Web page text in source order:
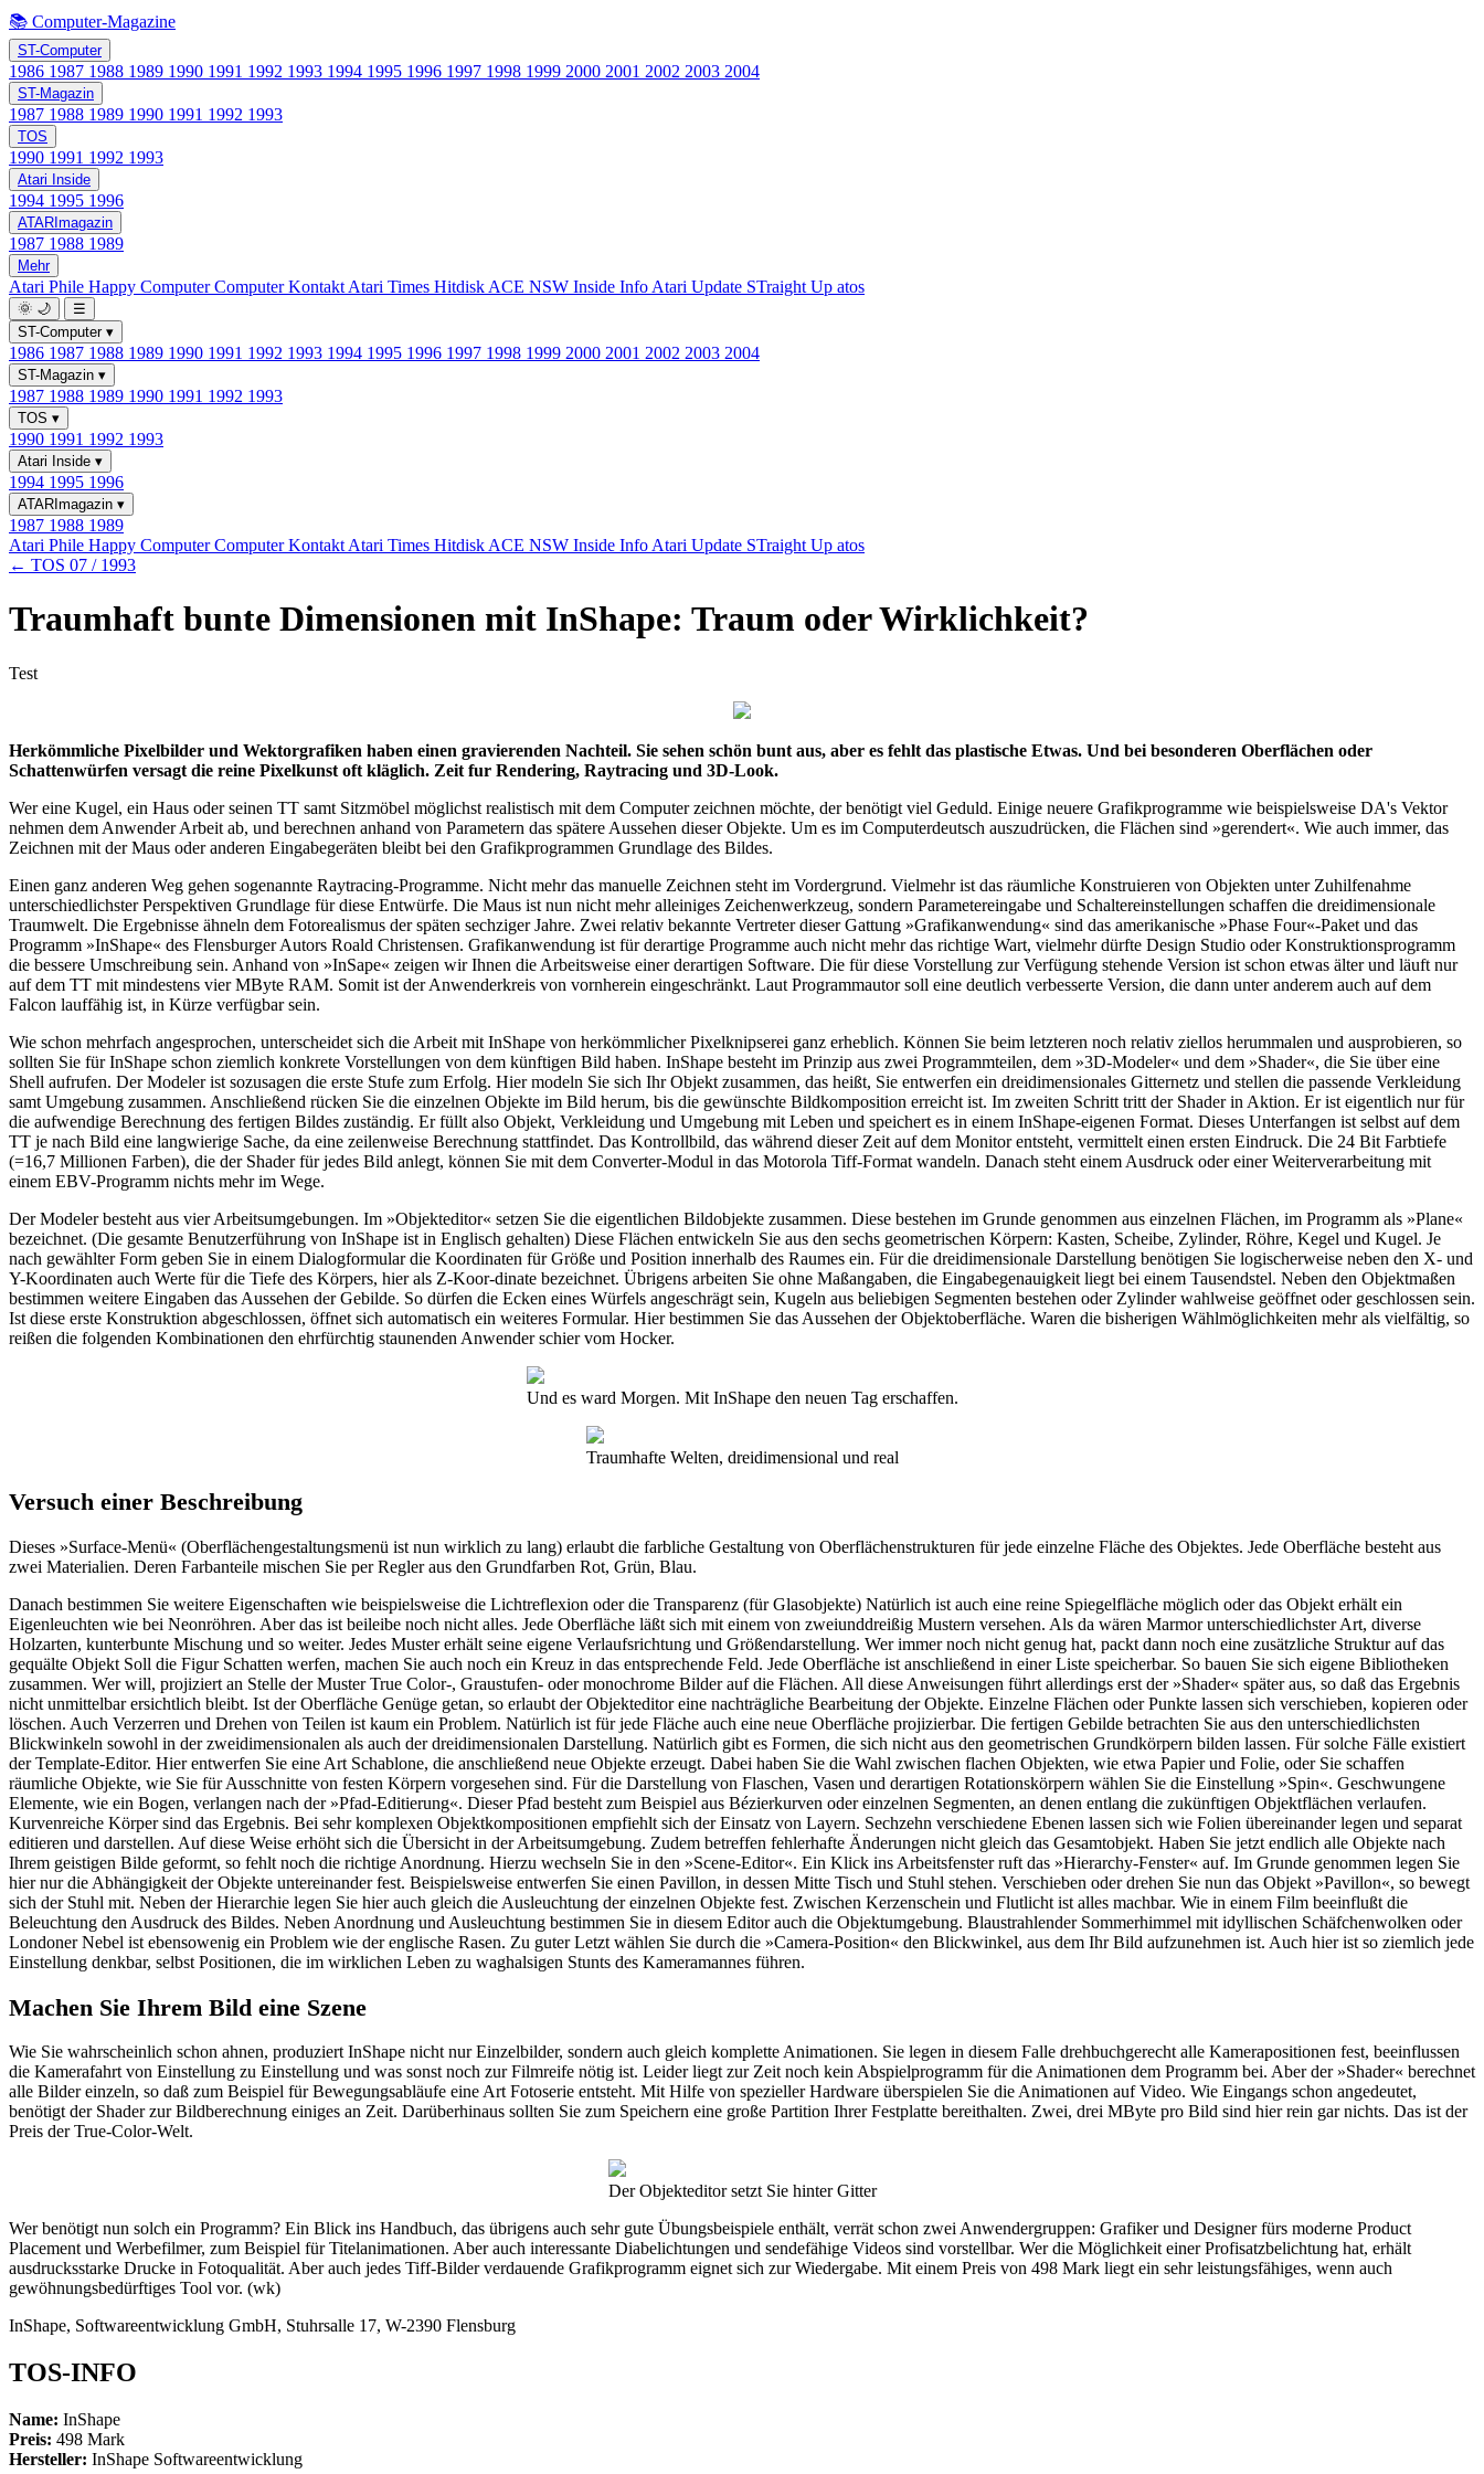
📚 Computer-Magazine
ST-Computer
1986 1987 1988 1989 1990 1991 1992 1993 1994 1995 1996 1997 1998 1999 2000 2001 2002 2003 2004
ST-Magazin
1987 1988 1989 1990 1991 1992 1993
TOS
1990 1991 1992 1993
Atari Inside
1994 1995 1996
ATARImagazin
1987 1988 1989
Mehr
Atari Phile Happy ComputerComputer Kontakt Atari Times Hitdisk ACE NSW Inside Info Atari Update STraight Up atos
🌞 🌙
☰
ST-Computer ▾
1986 1987 1988 1989 1990 1991 1992 1993 1994 1995 1996 1997 1998 1999 2000 2001 2002 2003 2004
ST-Magazin ▾
1987 1988 1989 1990 1991 1992 1993
TOS ▾
1990 1991 1992 1993
Atari Inside ▾
1994 1995 1996
ATARImagazin ▾
1987 1988 1989
Atari Phile Happy ComputerComputer Kontakt Atari Times Hitdisk ACE NSW Inside Info Atari Update STraight Up atos
← TOS 07 / 1993
Traumhaft bunte Dimensionen mit InShape: Traum oder Wirklichkeit?
Test
Herkömmliche Pixelbilder und Wektorgrafiken haben einen gravierenden Nachteil. Sie sehen schön bunt aus, aber es fehlt das plastische Etwas. Und bei besonderen Oberflächen oder
Schattenwürfen versagt die reine Pixelkunst oft kläglich. Zeit fur Rendering, Raytracing und 3D-Look.
Wer eine Kugel, ein Haus oder seinen TT samt Sitzmöbel möglichst realistisch mit dem Computer zeichnen möchte, der benötigt viel Geduld. Einige neuere Grafikprogramme wie beispielsweise DA's Vektor
nehmen dem Anwender Arbeit ab, und berechnen anhand von Parametern das spätere Aussehen dieser Objekte. Um es im Computerdeutsch auszudrücken, die Flächen sind »gerendert«. Wie auch immer, das
Zeichnen mit der Maus oder anderen Eingabegeräten bleibt bei den Grafikprogrammen Grundlage des Bildes.
Einen ganz anderen Weg gehen sogenannte Raytracing-Programme. Nicht mehr das manuelle Zeichnen steht im Vordergrund. Vielmehr ist das räumliche Konstruieren von Objekten unter Zuhilfenahme
unterschiedlichster Perspektiven Grundlage für diese Entwürfe. Die Maus ist nun nicht mehr alleiniges Zeichenwerkzeug, sondern Parametereingabe und Schaltereinstellungen schaffen die dreidimensionale
Traumwelt. Die Ergebnisse ähneln dem Fotorealismus der späten sechziger Jahre. Zwei relativ bekannte Vertreter dieser Gattung »Grafikanwendung« sind das amerikanische »Phase Four«-Paket und das
Programm »InShape« des Flensburger Autors Roald Christensen. Grafikanwendung ist für derartige Programme auch nicht mehr das richtige Wart, vielmehr dürfte Design Studio oder Konstruktionsprogramm
die bessere Umschreibung sein. Anhand von »InSape« zeigen wir Ihnen die Arbeitsweise einer derartigen Software. Die für diese Vorstellung zur Verfügung stehende Version ist schon etwas älter und läuft nur
auf dem TT mit mindestens vier MByte RAM. Somit ist der Anwenderkreis von vornherein eingeschränkt. Laut Programmautor soll eine deutlich verbesserte Version, die dann unter anderem auch auf dem
Falcon lauffähig ist, in Kürze verfügbar sein.
Wie schon mehrfach angesprochen, unterscheidet sich die Arbeit mit InShape von herkömmlicher Pixelknipserei ganz erheblich. Können Sie beim letzteren noch relativ ziellos herummalen und ausprobieren, so
sollten Sie für InShape schon ziemlich konkrete Vorstellungen von dem künftigen Bild haben. InShape besteht im Prinzip aus zwei Programmteilen, dem »3D-Modeler« und dem »Shader«, die Sie über eine
Shell aufrufen. Der Modeler ist sozusagen die erste Stufe zum Erfolg. Hier modeln Sie sich Ihr Objekt zusammen, das heißt, Sie entwerfen ein dreidimensionales Gitternetz und stellen die passende Verkleidung
samt Umgebung zusammen. Anschließend rücken Sie die einzelnen Objekte im Bild herum, bis die gewünschte Bildkomposition erreicht ist. Im zweiten Schritt tritt der Shader in Aktion. Er ist eigentlich nur für
die aufwendige Berechnung des fertigen Bildes zuständig. Er füllt also Objekt, Verkleidung und Umgebung mit Leben und speichert es in einem InShape-eigenen Format. Dieses Unterfangen ist selbst auf dem
TT je nach Bild eine langwierige Sache, da eine zeilenweise Berechnung stattfindet. Das Kontrollbild, das während dieser Zeit auf dem Monitor entsteht, vermittelt einen ersten Eindruck. Die 24 Bit Farbtiefe
(=16,7 Millionen Farben), die der Shader für jedes Bild anlegt, können Sie mit dem Converter-Modul in das Motorola Tiff-Format wandeln. Danach steht einem Ausdruck oder einer Weiterverarbeitung mit
einem EBV-Programm nichts mehr im Wege.
Der Modeler besteht aus vier Arbeitsumgebungen. Im »Objekteditor« setzen Sie die eigentlichen Bildobjekte zusammen. Diese bestehen im Grunde genommen aus einzelnen Flächen, im Programm als »Plane«
bezeichnet. (Die gesamte Benutzerführung von InShape ist in Englisch gehalten) Diese Flächen entwickeln Sie aus den sechs geometrischen Körpern: Kasten, Scheibe, Zylinder, Röhre, Kegel und Kugel. Je
nach gewählter Form geben Sie in einem Dialogformular die Koordinaten für Größe und Position innerhalb des Raumes ein. Für die dreidimensionale Darstellung benötigen Sie logischerweise neben den X- und
Y-Koordinaten auch Werte für die Tiefe des Körpers, hier als Z-Koor-dinate bezeichnet. Übrigens arbeiten Sie ohne Maßangaben, die Eingabegenauigkeit liegt bei einem Tausendstel. Neben den Objektmaßen
bestimmen weitere Eingaben das Aussehen der Gebilde. So dürfen die Ecken eines Würfels angeschrägt sein, Kugeln aus beliebigen Segmenten bestehen oder Zylinder wahlweise geöffnet oder geschlossen sein.
Ist diese erste Konstruktion abgeschlossen, öffnet sich automatisch ein weiteres Formular. Hier bestimmen Sie das Aussehen der Objektoberfläche. Waren die bisherigen Wählmöglichkeiten mehr als vielfältig, so
reißen die folgenden Kombinationen den ehrfürchtig staunenden Anwender schier vom Hocker.
Und es ward Morgen. Mit InShape den neuen Tag erschaffen.
Traumhafte Welten, dreidimensional und real
Versuch einer Beschreibung
Dieses »Surface-Menü« (Oberflächengestaltungsmenü ist nun wirklich zu lang) erlaubt die farbliche Gestaltung von Oberflächenstrukturen für jede einzelne Fläche des Objektes. Jede Oberfläche besteht aus
zwei Materialien. Deren Farbanteile mischen Sie per Regler aus den Grundfarben Rot, Grün, Blau.
Danach bestimmen Sie weitere Eigenschaften wie beispielsweise die Lichtreflexion oder die Transparenz (für Glasobjekte) Natürlich ist auch eine reine Spiegelfläche möglich oder das Objekt erhält ein
Eigenleuchten wie bei Neonröhren. Aber das ist beileibe noch nicht alles. Jede Oberfläche läßt sich mit einem von zweiunddreißig Mustern versehen. Als da wären Marmor unterschiedlichster Art, diverse
Holzarten, kunterbunte Mischung und so weiter. Jedes Muster erhält seine eigene Verlaufsrichtung und Größendarstellung. Wer immer noch nicht genug hat, packt dann noch eine zusätzliche Struktur auf das
gequälte Objekt Soll die Figur Schatten werfen, machen Sie auch noch ein Kreuz in das entsprechende Feld. Jede Oberfläche ist anschließend in einer Liste speicherbar. So bauen Sie sich eigene Bibliotheken
zusammen. Wer will, projiziert an Stelle der Muster True Color-, Graustufen- oder monochrome Bilder auf die Flächen. All diese Anweisungen führt allerdings erst der »Shader« später aus, so daß das Ergebnis
nicht unmittelbar ersichtlich bleibt. Ist der Oberfläche Genüge getan, so erlaubt der Objekteditor eine nachträgliche Bearbeitung der Objekte. Einzelne Flächen oder Punkte lassen sich verschieben, kopieren oder
löschen. Auch Verzerren und Drehen von Teilen ist kaum ein Problem. Natürlich ist für jede Fläche auch eine neue Oberfläche projizierbar. Die fertigen Gebilde betrachten Sie aus den unterschiedlichsten
Blickwinkeln sowohl in der zweidimensionalen als auch der dreidimensionalen Darstellung. Natürlich gibt es Formen, die sich nicht aus den geometrischen Grundkörpern bilden lassen. Für solche Fälle existiert
der Template-Editor. Hier entwerfen Sie eine Art Schablone, die anschließend neue Objekte erzeugt. Dabei haben Sie die Wahl zwischen flachen Objekten, wie etwa Papier und Folie, oder Sie schaffen
räumliche Objekte, wie Sie für Ausschnitte von festen Körpern vorgesehen sind. Für die Darstellung von Flaschen, Vasen und derartigen Rotationskörpern wählen Sie die Einstellung »Spin«. Geschwungene
Elemente, wie ein Bogen, verlangen nach der »Pfad-Editierung«. Dieser Pfad besteht zum Beispiel aus Bézierkurven oder einzelnen Segmenten, an denen entlang die zukünftigen Objektflächen verlaufen.
Kurvenreiche Körper sind das Ergebnis. Bei sehr komplexen Objektkompositionen empfiehlt sich der Einsatz von Layern. Sechzehn verschiedene Ebenen lassen sich wie Folien übereinander legen und separat
editieren und darstellen. Auf diese Weise erhöht sich die Übersicht in der Arbeitsumgebung. Zudem betreffen fehlerhafte Änderungen nicht gleich das Gesamtobjekt. Haben Sie jetzt endlich alle Objekte nach
Ihrem geistigen Bilde geformt, so fehlt noch die richtige Anordnung. Hierzu wechseln Sie in den »Scene-Editor«. Ein Klick ins Arbeitsfenster ruft das »Hierarchy-Fenster« auf. Im Grunde genommen legen Sie
hier nur die Abhängigkeit der Objekte untereinander fest. Beispielsweise entwerfen Sie einen Pavillon, in dessen Mitte Tisch und Stuhl stehen. Verschieben oder drehen Sie nun das Objekt »Pavillon«, so bewegt
sich der Stuhl mit. Neben der Hierarchie legen Sie hier auch gleich die Ausleuchtung der einzelnen Objekte fest. Zwischen Kerzenschein und Flutlicht ist alles machbar. Wie in einem Film beeinflußt die
Beleuchtung den Ausdruck des Bildes. Neben Anordnung und Ausleuchtung bestimmen Sie in diesem Editor auch die Objektumgebung. Blaustrahlender Sommerhimmel mit idyllischen Schäfchenwolken oder
Londoner Nebel ist ebensowenig ein Problem wie der englische Rasen. Zu guter Letzt wählen Sie durch die »Camera-Position« den Blickwinkel, aus dem Ihr Bild aufzunehmen ist. Auch hier ist so ziemlich jede
Einstellung denkbar, selbst Positionen, die im wirklichen Leben zu waghalsigen Stunts des Kameramannes führen.
Machen Sie Ihrem Bild eine Szene
Wie Sie wahrscheinlich schon ahnen, produziert InShape nicht nur Einzelbilder, sondern auch gleich komplette Animationen. Sie legen in diesem Falle drehbuchgerecht alle Kamerapositionen fest, beeinflussen
die Kamerafahrt von Einstellung zu Einstellung und was sonst noch zur Filmreife nötig ist. Leider liegt zur Zeit noch kein Abspielprogramm für die Animationen dem Programm bei. Aber der »Shader« berechnet
alle Bilder einzeln, so daß zum Beispiel für Bewegungsabläufe eine Art Fotoserie entsteht. Mit Hilfe von spezieller Hardware überspielen Sie die Animationen auf Video. Wie Eingangs schon angedeutet,
benötigt der Shader zur Bildberechnung einiges an Zeit. Darüberhinaus sollten Sie zum Speichern eine große Partition Ihrer Festplatte bereithalten. Zwei, drei MByte pro Bild sind hier rein gar nichts. Das ist der
Preis der True-Color-Welt.
Der Objekteditor setzt Sie hinter Gitter
Wer benötigt nun solch ein Programm? Ein Blick ins Handbuch, das übrigens auch sehr gute Übungsbeispiele enthält, verrät schon zwei Anwendergruppen: Grafiker und Designer fürs moderne Product
Placement und Werbefilmer, zum Beispiel für Titelanimationen. Aber auch interessante Diabelichtungen und sendefähige Videos sind vorstellbar. Wer die Möglichkeit einer Profisatzbelichtung hat, erhält
ausdrucksstarke Drucke in Fotoqualität. Aber auch jedes Tiff-Bilder verdauende Grafikprogramm eignet sich zur Wiedergabe. Mit einem Preis von 498 Mark liegt ein sehr leistungsfähiges, wenn auch
gewöhnungsbedürftiges Tool vor. (wk)
InShape, Softwareentwicklung GmbH, Stuhrsalle 17, W-2390 Flensburg
TOS-INFO
Name: InShape
Preis: 498 Mark
Hersteller: InShape Softwareentwicklung